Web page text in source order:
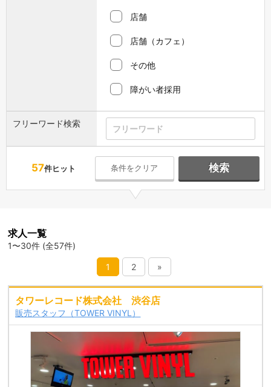
店舗
店舗（カフェ）
その他
障がい者採用
フリーワード検索
57件ヒット 条件をクリア 検索
求人一覧
1〜30件 (全57件)
1 2 »
タワーレコード株式会社 渋谷店
販売スタッフ（TOWER VINYL）